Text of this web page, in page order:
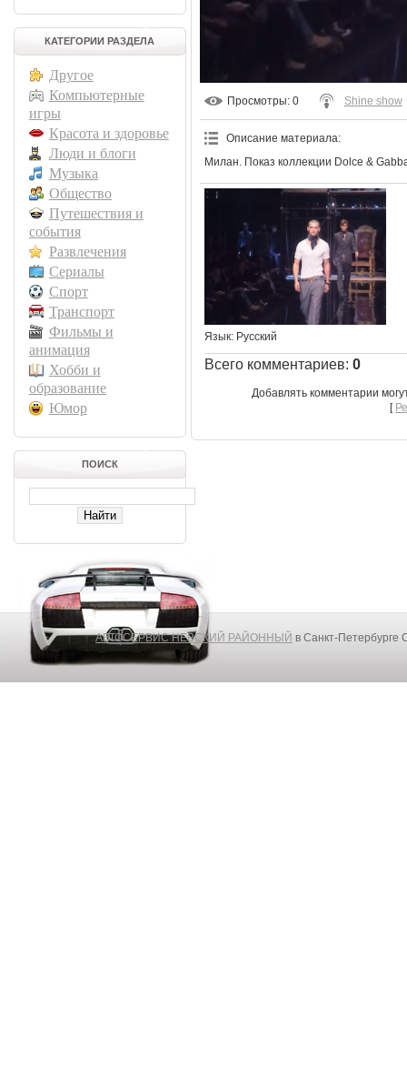
КАТЕГОРИИ РАЗДЕЛА
Другое
Компьютерные
игры
Красота и здоровье
Люди и блоги
Музыка
Общество
Путешествия и
события
Развлечения
Сериалы
Спорт
Транспорт
Фильмы и
анимация
Хобби и
образование
Юмор
ПОИСК
Просмотры: 0 Shine show
Описание материала:
Милан. Показ коллекции Dolce &
Язык: Русский
Всего комментариев: 0
Добавлять комментарии
[
АВТОСЕРВИС НЕВСКИЙ РАЙОННЫЙ в Санкт-Петербурге